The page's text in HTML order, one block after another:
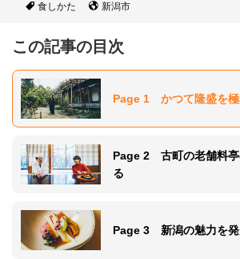
食しかた
新潟市
この記事の目次
Page 1 かつて隆盛を極
Page 2 古町の老舗料亭
る
Page 3 新潟の魅力を発